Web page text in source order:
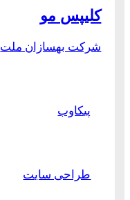
کلیپس مو
شرکت بهسازان ملت
پیکاوب
طراحی سایت